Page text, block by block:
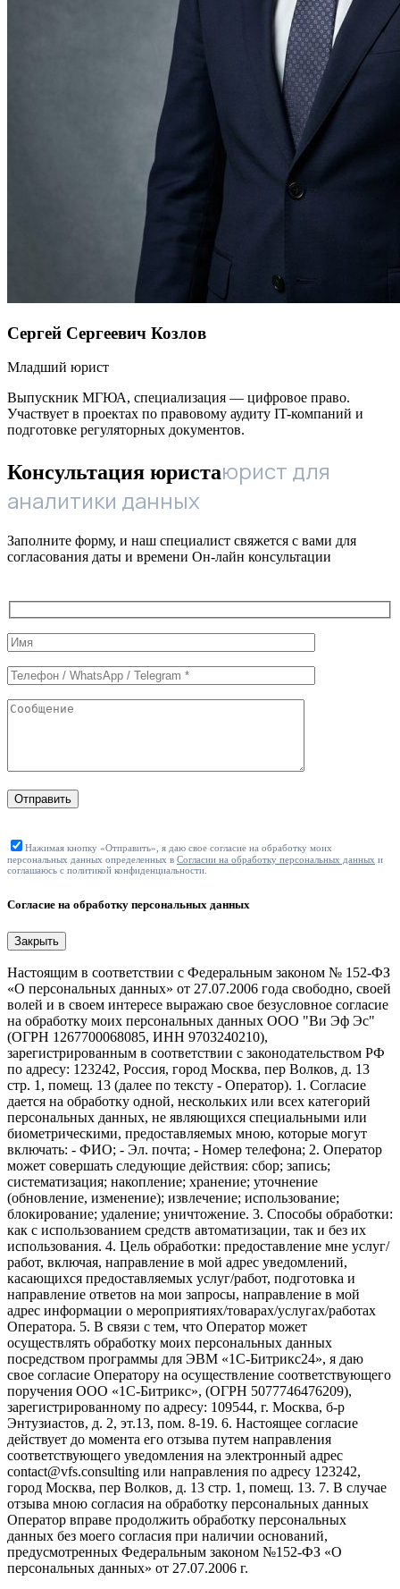
Сергей Сергеевич Козлов
Младший юрист
Выпускник МГЮА, специализация — цифровое право.
Участвует в проектах по правовому аудиту IT-компаний и
подготовке регуляторных документов.
Консультация юристаюрист для
аналитики данных
Заполните форму, и наш специалист свяжется с вами для
согласования даты и времени Он-лайн консультации
Служебные
поля
формы
Отправить
Нажимая кнопку «Отправить», я даю свое согласие на обработку моих
персональных данных определенных в Согласии на обработку персональных данных и
соглашаюсь с политикой конфиденциальности.
Согласие на обработку персональных данных
Закрыть
Настоящим в соответствии с Федеральным законом № 152-ФЗ
«О персональных данных» от 27.07.2006 года свободно, своей
волей и в своем интересе выражаю свое безусловное согласие
на обработку моих персональных данных ООО "Ви Эф Эс"
(ОГРН 1267700068085, ИНН 9703240210),
зарегистрированным в соответствии с законодательством РФ
по адресу: 123242, Россия, город Москва, пер Волков, д. 13
стр. 1, помещ. 13 (далее по тексту - Оператор). 1. Согласие
дается на обработку одной, нескольких или всех категорий
персональных данных, не являющихся специальными или
биометрическими, предоставляемых мною, которые могут
включать: - ФИО; - Эл. почта; - Номер телефона; 2. Оператор
может совершать следующие действия: сбор; запись;
систематизация; накопление; хранение; уточнение
(обновление, изменение); извлечение; использование;
блокирование; удаление; уничтожение. 3. Способы обработки:
как с использованием средств автоматизации, так и без их
использования. 4. Цель обработки: предоставление мне услуг/
работ, включая, направление в мой адрес уведомлений,
касающихся предоставляемых услуг/работ, подготовка и
направление ответов на мои запросы, направление в мой
адрес информации о мероприятиях/товарах/услугах/работах
Оператора. 5. В связи с тем, что Оператор может
осуществлять обработку моих персональных данных
посредством программы для ЭВМ «1С-Битрикс24», я даю
свое согласие Оператору на осуществление соответствующего
поручения ООО «1С-Битрикс», (ОГРН 5077746476209),
зарегистрированному по адресу: 109544, г. Москва, б-р
Энтузиастов, д. 2, эт.13, пом. 8-19. 6. Настоящее согласие
действует до момента его отзыва путем направления
соответствующего уведомления на электронный адрес
contact@vfs.consulting или направления по адресу 123242,
город Москва, пер Волков, д. 13 стр. 1, помещ. 13. 7. В случае
отзыва мною согласия на обработку персональных данных
Оператор вправе продолжить обработку персональных
данных без моего согласия при наличии оснований,
предусмотренных Федеральным законом №152-ФЗ «О
персональных данных» от 27.07.2006 г.